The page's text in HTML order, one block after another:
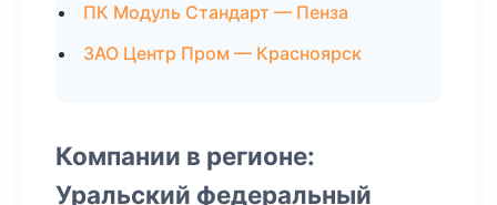
ПК Модуль Стандарт — Пенза
ЗАО Центр Пром — Красноярск
Компании в регионе:
Уральский федеральный